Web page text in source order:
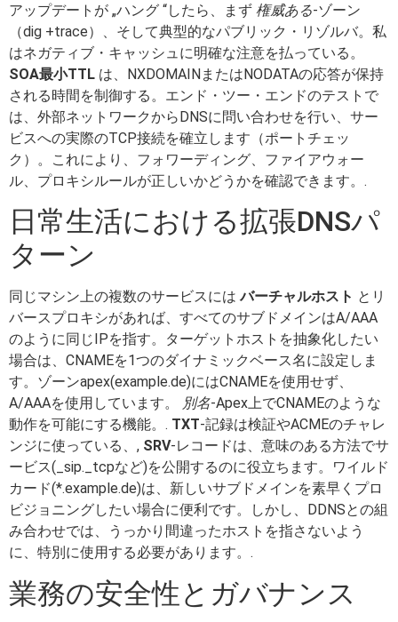
アップデートが „ハング “したら、まず 権威ある-ゾーン
（dig +trace）、そして典型的なパブリック・リゾルバ。私
はネガティブ・キャッシュに明確な注意を払っている。
SOA最小TTL は、NXDOMAINまたはNODATAの応答が保持
される時間を制御する。エンド・ツー・エンドのテストで
は、外部ネットワークからDNSに問い合わせを行い、サー
ビスへの実際のTCP接続を確立します（ポートチェッ
ク）。これにより、フォワーディング、ファイアウォー
ル、プロキシルールが正しいかどうかを確認できます。.
日常生活における拡張DNSパ
ターン
同じマシン上の複数のサービスにはバーチャルホスト とリ
バースプロキシがあれば、すべてのサブドメインはA/AAA
のように同じIPを指す。ターゲットホストを抽象化したい
場合は、CNAMEを1つのダイナミックベース名に設定しま
す。ゾーンapex(example.de)にはCNAMEを使用せず、
A/AAAを使用しています。
別名-Apex上でCNAMEのような
動作を可能にする機能。. TXT-記録は検証やACMEのチャレ
ンジに使っている、, SRV-レコードは、意味のある方法でサ
ービス(_sip._tcpなど)を公開するのに役立ちます。ワイルド
カード(*.example.de)は、新しいサブドメインを素早くプロ
ビジョニングしたい場合に便利です。しかし、DDNSとの組
み合わせでは、うっかり間違ったホストを指さないよう
に、特別に使用する必要があります。.
業務の安全性とガバナンス